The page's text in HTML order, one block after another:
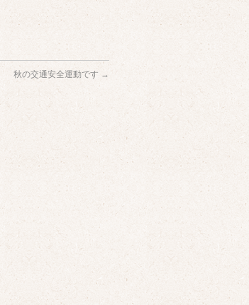
秋の交通安全運動です →